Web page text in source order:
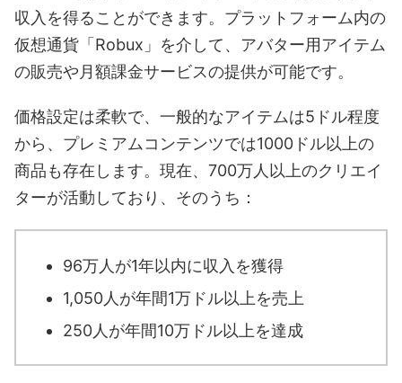
収入を得ることができます。プラットフォーム内の
仮想通貨「Robux」を介して、アバター用アイテム
の販売や月額課金サービスの提供が可能です。
価格設定は柔軟で、一般的なアイテムは5ドル程度
から、プレミアムコンテンツでは1000ドル以上の
商品も存在します。現在、700万人以上のクリエイ
ターが活動しており、そのうち：
96万人が1年以内に収入を獲得
1,050人が年間1万ドル以上を売上
250人が年間10万ドル以上を達成